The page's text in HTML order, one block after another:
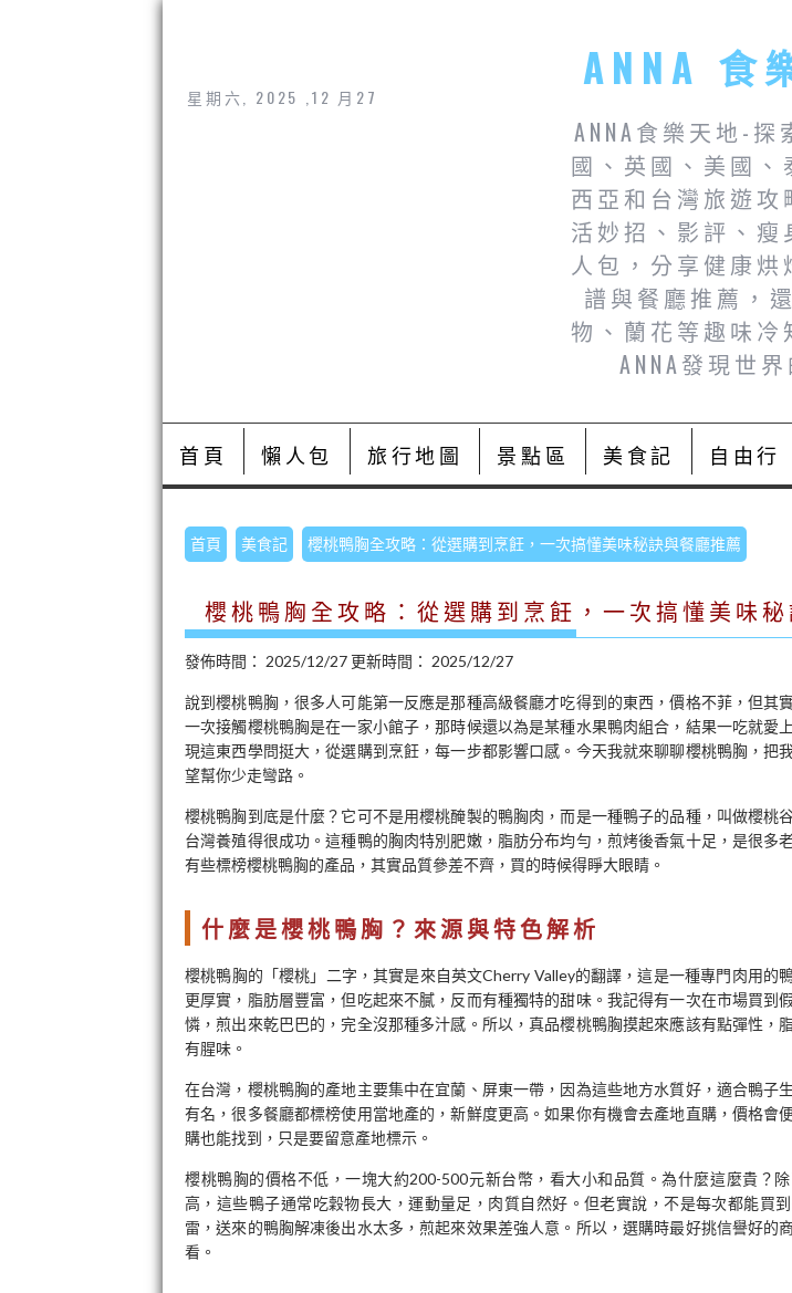
星期六, 2025 ,12 月27
ANNA 食
ANNA食樂天地-探
國、英國、美國、
西亞和台灣旅遊攻
活妙招、影評、瘦
人包，分享健康烘
譜與餐廳推薦，
物、蘭花等趣味冷
ANNA發現世
首頁 懶人包 旅行地圖 景點區 美食記 自由行
首頁 美食記 櫻桃鴨胸全攻略：從選購到烹飪，一次搞懂美味秘訣與餐廳推薦
櫻桃鴨胸全攻略：從選購到烹飪，一次搞懂美味
發佈時間： 2025/12/27 更新時間： 2025/12/27
說到櫻桃鴨胸，很多人可能第一反應是那種高級餐廳才吃得到的東西，價格不菲，但其
一次接觸櫻桃鴨胸是在一家小館子，那時候還以為是某種水果鴨肉組合，結果一吃就愛
現這東西學問挺大，從選購到烹飪，每一步都影響口感。今天我就來聊聊櫻桃鴨胸，把
望幫你少走彎路。
櫻桃鴨胸到底是什麼？它可不是用櫻桃醃製的鴨胸肉，而是一種鴨子的品種，叫做櫻桃
台灣養殖得很成功。這種鴨的胸肉特別肥嫩，脂肪分布均勻，煎烤後香氣十足，是很多
有些標榜櫻桃鴨胸的產品，其實品質參差不齊，買的時候得睜大眼睛。
什麼是櫻桃鴨胸？來源與特色解析
櫻桃鴨胸的「櫻桃」二字，其實是來自英文Cherry Valley的翻譯，這是一種專門肉用的
更厚實，脂肪層豐富，但吃起來不膩，反而有種獨特的甜味。我記得有一次在市場買到
憐，煎出來乾巴巴的，完全沒那種多汁感。所以，真品櫻桃鴨胸摸起來應該有點彈性，
有腥味。
在台灣，櫻桃鴨胸的產地主要集中在宜蘭、屏東一帶，因為這些地方水質好，適合鴨子
有名，很多餐廳都標榜使用當地產的，新鮮度更高。如果你有機會去產地直購，價格會
購也能找到，只是要留意產地標示。
櫻桃鴨胸的價格不低，一塊大約200-500元新台幣，看大小和品質。為什麼這麼貴？
高，這些鴨子通常吃穀物長大，運動量足，肉質自然好。但老實說，不是每次都能買
雷，送來的鴨胸解凍後出水太多，煎起來效果差強人意。所以，選購時最好挑信譽好的
看。